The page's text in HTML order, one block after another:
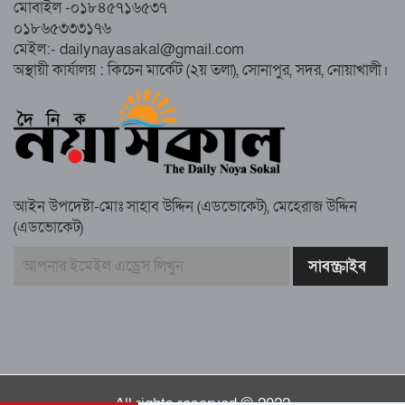
চেয়ারম্যান গ্রেপ্তার
গাউসিয়া কমিটির সম্পাদক কামাল হোসাইনের
স্মরণ সভায় মিলাদ ও দোয়া
কামরুল কাননের ছবি বিকৃত করে অপপ্রচারের
বাংলাদেশ আজ দুই ভাগে বিভক্ত—একটি
মোবাইল -০১৮৪৫৭১৬৫৩৭
০১৮৬৫৩৩৩১৭৬
মেইল:- dailynayasakal@gmail.com
অস্থায়ী কার্যালয় : কিচেন মার্কেট (২য় তলা), সোনাপুর, সদর, নোয়াখালী।
আইন উপদেষ্টা-মোঃ সাহাব উদ্দিন (এডভোকেট), মেহেরাজ উদ্দিন
(এডভোকেট)